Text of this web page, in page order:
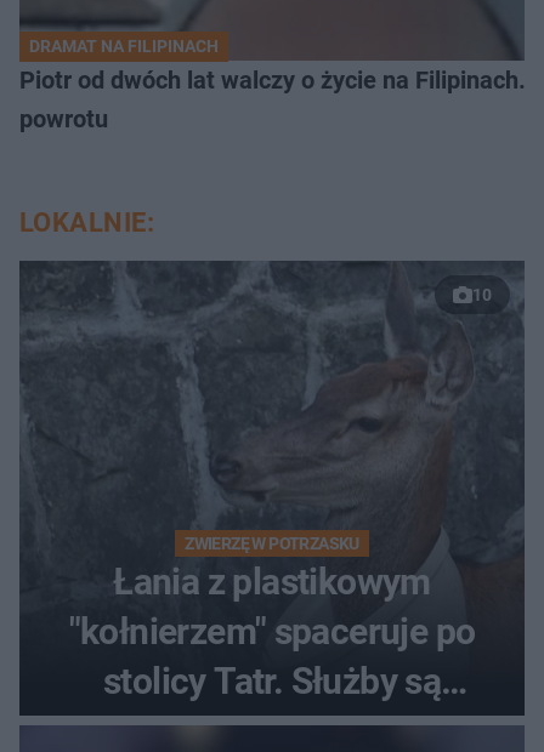
DRAMAT NA FILIPINACH
Piotr od dwóch lat walczy o życie na Filipinach.
powrotu
LOKALNIE:
10
ZWIERZĘ W POTRZASKU
Łania z plastikowym
"kołnierzem" spaceruje po
stolicy Tatr. Służby są
bezradne